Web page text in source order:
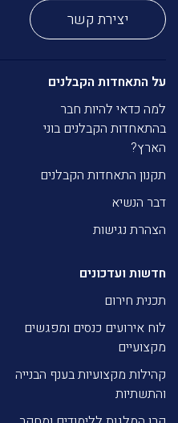
יצירת קשר
על התאחדות הקבלנים
למה כדאי להיות חבר
בהתאחדות הקבלנים בוני
הארץ?
תקנון התאחדות הקבלנים
דבר הנשיא
הצהרת נגישות
חדשות ועדכונים
תכנית חירום
לוח אירועים כנסים ומפגשים
מקצועיים
קהילות מקצועיות בענף הבנייה
והתשתיות